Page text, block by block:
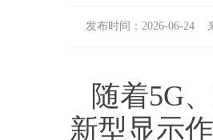
发布时间：2026-06-24
随着5G
新型显示